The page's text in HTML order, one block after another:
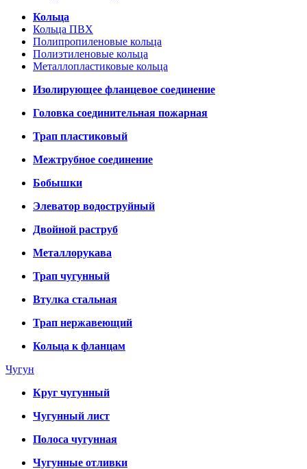
Кольца
Кольца ПВХ
Полипропиленовые кольца
Полиэтиленовые кольца
Металлопластиковые кольца
Изолирующее фланцевое соединение
Головка соединительная пожарная
Трап пластиковый
Межтрубное соединение
Бобышки
Элеватор водоструйный
Двойной раструб
Металлорукава
Трап чугунный
Втулка стальная
Трап нержавеющий
Кольца к фланцам
Чугун
Круг чугунный
Чугунный лист
Полоса чугунная
Чугунные отливки